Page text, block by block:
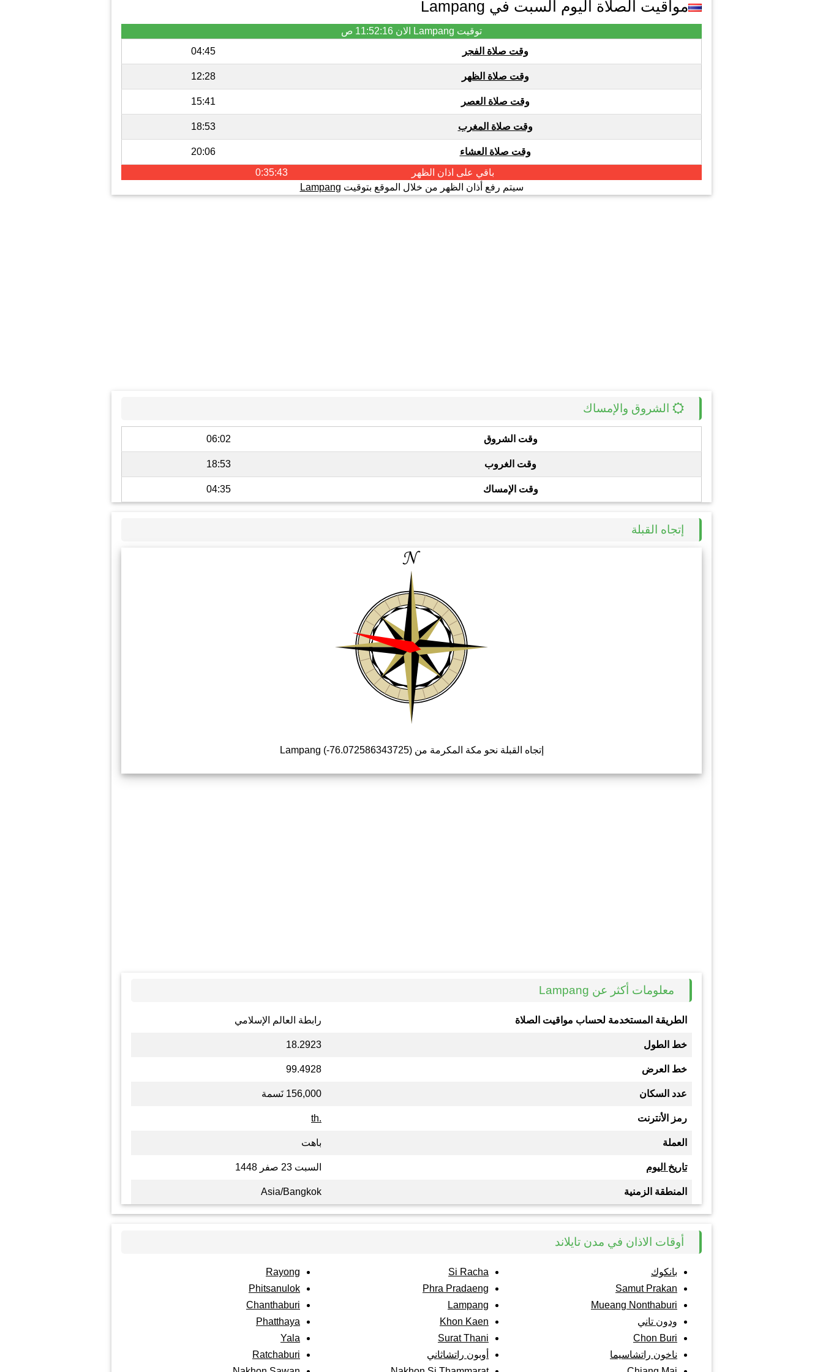
مواقيت الصلاة اليوم السبت في Lampang
توقيت Lampang الان
11:52:16 ص
وقت صلاة الفجر
04:45
وقت صلاة الظهر 12:28
وقت صلاة العصر 15:41
وقت صلاة المغرب 18:53
وقت صلاة العشاء
20:06
باقي على اذان الظهر
0:35:43
سيتم رفع أذان الظهر من خلال الموقع بتوقيت Lampang
الشروق والإمساك
وقت الشروق 06:02
وقت الغروب 18:53
وقت الإمساك 04:35
إتجاه القبلة
إتجاه القبلة نحو مكة المكرمة من Lampang (-76.072586343725)
معلومات أكثر عن Lampang
الطريقة المستخدمة لحساب مواقيت الصلاة رابطة العالم الإسلامي
خط الطول 18.2923
خط العرض 99.4928
عدد السكان 156,000 نَسمة
رمز الأنترنت .th
العملة باهت
تاريخ اليوم السبت 23 صفر 1448
المنطقة الزمنية Asia/Bangkok
أوقات الاذان في مدن تايلاند
بانكوك
Samut Prakan
Mueang Nonthaburi
ودون تاني
Chon Buri
ناخون راتشاسيما
Si Racha
Phra Pradaeng
Lampang
Khon Kaen
Surat Thani
أوبون راتشاثاني
Rayong
Phitsanulok
Chanthaburi
Phatthaya
Yala
Ratchaburi